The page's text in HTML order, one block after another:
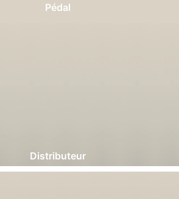
Pédal
Distributeur